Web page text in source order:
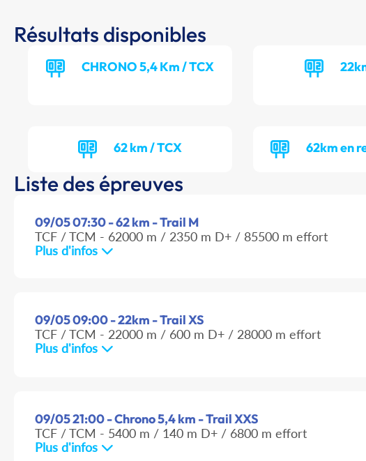
Résultats disponibles
CHRONO 5,4 Km / TCX
62 km / TCX 62km en
Liste des épreuves
09/05 07:30 - 62 km - Trail M
TCF / TCM - 62000 m / 2350 m D+ / 85500 m effort
Plus d'infos
09/05 09:00 - 22km - Trail XS
TCF / TCM - 22000 m / 600 m D+ / 28000 m effort
Plus d'infos
09/05 21:00 - Chrono 5,4 km - Trail XXS
TCF / TCM - 5400 m / 140 m D+ / 6800 m effort
Plus d'infos